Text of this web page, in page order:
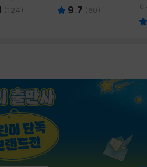
(124) 9.7 (60)